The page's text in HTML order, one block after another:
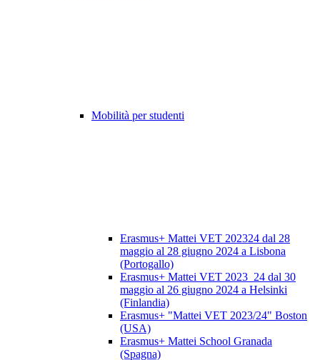
Mobilità per studenti
Erasmus+ Mattei VET 202324 dal 28
maggio al 28 giugno 2024 a Lisbona
(Portogallo)
Erasmus+ Mattei VET 2023_24 dal 30
maggio al 26 giugno 2024 a Helsinki
(Finlandia)
Erasmus+ "Mattei VET 2023/24" Boston
(USA)
Erasmus+ Mattei School Granada
(Spagna)